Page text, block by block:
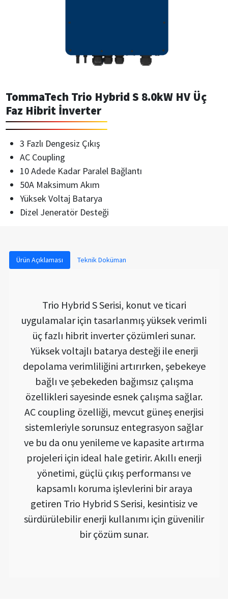
TommaTech Trio Hybrid S 8.0kW HV Üç
Faz Hibrit İnverter
3 Fazlı Dengesiz Çıkış
AC Coupling
10 Adede Kadar Paralel Bağlantı
50A Maksimum Akım
Yüksek Voltaj Batarya
Dizel Jeneratör Desteği
Ürün Açıklaması Teknik Doküman
Trio Hybrid S Serisi, konut ve ticari
uygulamalar için tasarlanmış yüksek verimli
üç fazlı hibrit inverter çözümleri sunar.
Yüksek voltajlı batarya desteği ile enerji
depolama verimliliğini artırırken, şebekeye
bağlı ve şebekeden bağımsız çalışma
özellikleri sayesinde esnek çalışma sağlar.
AC coupling özelliği, mevcut güneş enerjisi
sistemleriyle sorunsuz entegrasyon sağlar
ve bu da onu yenileme ve kapasite artırma
projeleri için ideal hale getirir. Akıllı enerji
yönetimi, güçlü çıkış performansı ve
kapsamlı koruma işlevlerini bir araya
getiren Trio Hybrid S Serisi, kesintisiz ve
sürdürülebilir enerji kullanımı için güvenilir
bir çözüm sunar.